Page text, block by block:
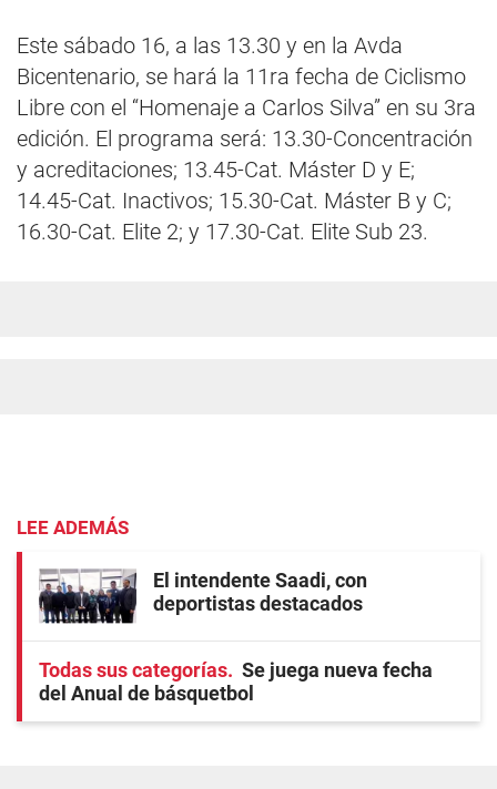
Este sábado 16, a las 13.30 y en la Avda
Bicentenario, se hará la 11ra fecha de Ciclismo
Libre con el “Homenaje a Carlos Silva” en su 3ra
edición. El programa será: 13.30-Concentración
y acreditaciones; 13.45-Cat. Máster D y E;
14.45-Cat. Inactivos; 15.30-Cat. Máster B y C;
16.30-Cat. Elite 2; y 17.30-Cat. Elite Sub 23.
LEE ADEMÁS
El intendente Saadi, con
deportistas destacados
Todas sus categorías
Se juega nueva fecha
del Anual de básquetbol